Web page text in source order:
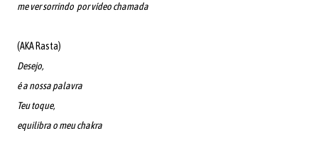
me ver sorrindo por vídeo chamada
(AKA Rasta)
Desejo,
é a nossa palavra
Teu toque,
equilibra o meu chakra